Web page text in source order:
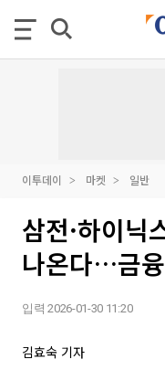
이투데이 마켓 일반
삼전·하이닉
나온다…금
입력 2026-01-30 11:20
김효숙 기자